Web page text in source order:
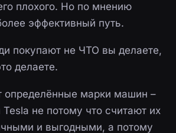
плохого. Но по мнению
эффективный путь.
покупают не ЧТО вы делаете,
делаете.
определённые марки машин –
Tesla не потому что считают их
и выгодными, а потому